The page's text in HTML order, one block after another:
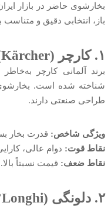
بخارشوی حاضر در بازار
باز، انتخابی دقیق و متناسب
۱. کارچر (Kärcher)
برند آلمانی کارچر
شناخته شده است.
طراحی صنعتی دارند.
ویژگی شاخص: قدرت بخار
نقاط قوت: دوام عالی،
نقاط ضعف: قیمت نسبتاً بالا.
۲. دلونگی (De’Longhi)